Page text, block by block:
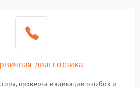
диагностика
проверка индикации ошибок и